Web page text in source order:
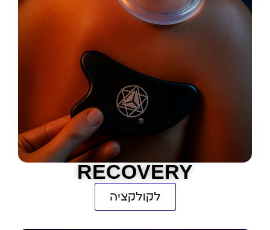
RECOVERY
לקולקציה